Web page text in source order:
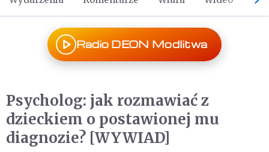
Radio DEON Modlitwa
Psycholog: jak rozmawiać z
dzieckiem o postawionej mu
diagnozie? [WYWIAD]